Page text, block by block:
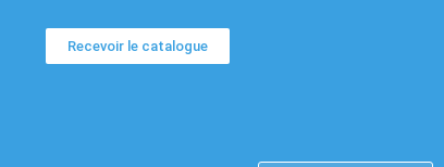
Recevoir le catalogue